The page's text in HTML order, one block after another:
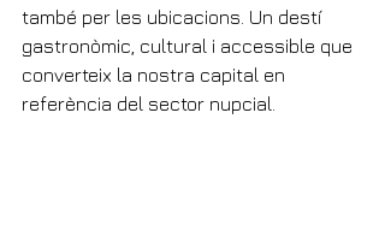
també per les ubicacions. Un destí
gastronòmic, cultural i accessible que
converteix la nostra capital en
referència del sector nupcial.